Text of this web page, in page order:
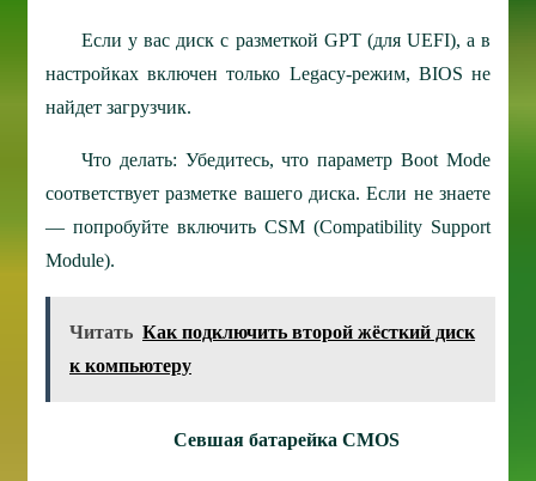
Если у вас диск с разметкой GPT (для UEFI), а в
настройках включен только Legacy-режим, BIOS не
найдет загрузчик.
Что делать: Убедитесь, что параметр Boot Mode
соответствует разметке вашего диска. Если не знаете
— попробуйте включить CSM (Compatibility Support
Module).
Читать Как подключить второй жёсткий диск
к компьютеру
Севшая батарейка CMOS